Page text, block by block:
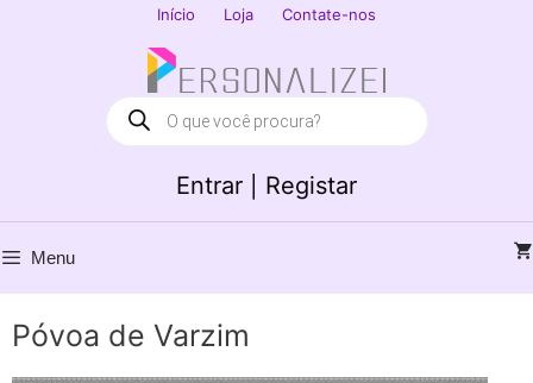
Início Loja Contate-nos
Entrar | Registar
Products
search
Menu
Póvoa de Varzim